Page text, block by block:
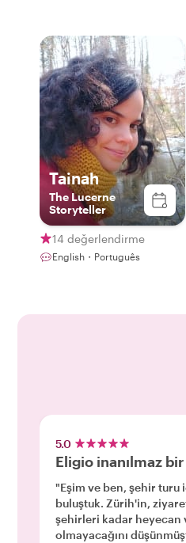
Tainah
The Lucerne
Storyteller
14 değerlendirme
English・Português
5.0
Eligio inanılmaz
"Eşim ve ben, şehir
buluştuk. Zürih'in,
şehirleri kadar heyecan
olmayacağını